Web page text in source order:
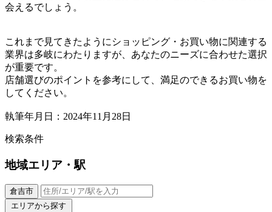
会えるでしょう。
これまで見てきたようにショッピング・お買い物に関連する
業界は多岐にわたりますが、あなたのニーズに合わせた選択
が重要です。
店舗選びのポイントを参考にして、満足のできるお買い物を
してください。
執筆年月日：2024年11月28日
検索条件
地域エリア・駅
倉吉市
エリアから探す